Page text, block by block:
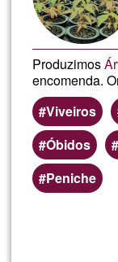
Produzimos
encomenda.
Viveiros
Óbidos
Peniche